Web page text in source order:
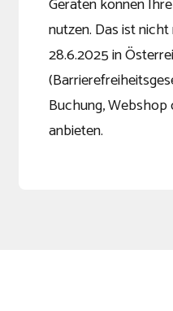
Geräten können
nutzen. Das ist
28.6.2025 in
Buchung,
anbieten.